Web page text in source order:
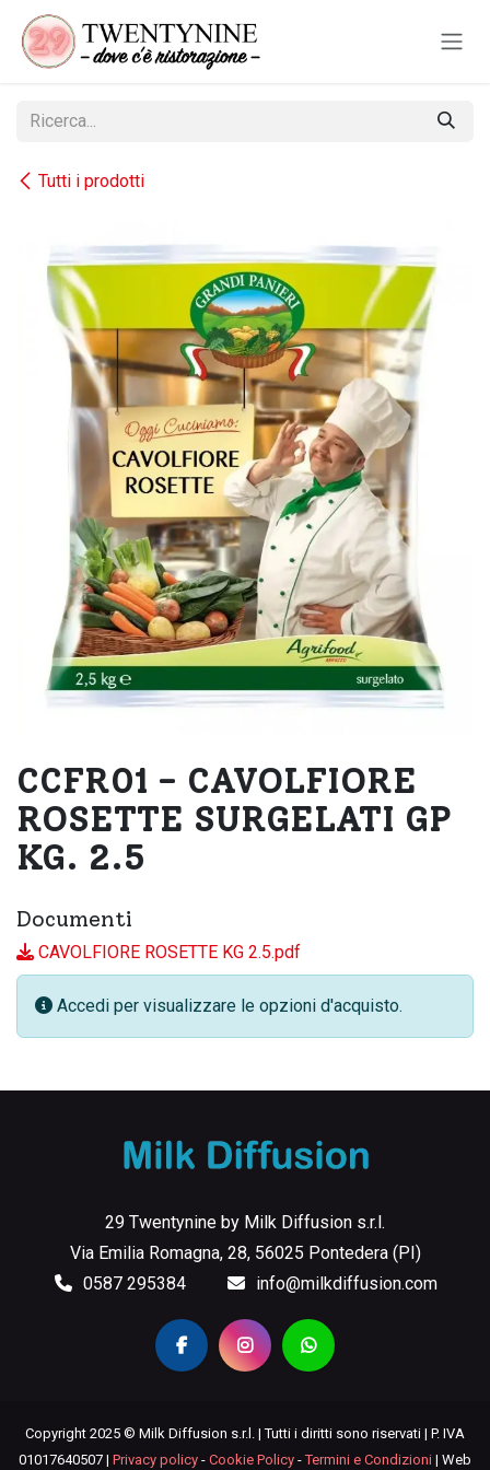
Passa al contenuto
Tutti i prodotti
CCFR01 - CAVOLFIORE
ROSETTE SURGELATI GP
KG. 2.5
Documenti
CAVOLFIORE ROSETTE KG 2.5.pdf
Accedi per visualizzare le opzioni d'acquisto.
29 Twentynine by Milk Diffusion s.r.l.
Via Emilia Romagna, 28, 56025 Pontedera (PI)
0587 295384
info@milkdiffusion.com
Copyright 2025 © Milk Diffusion s.r.l. | Tutti i diritti sono riservati | P. IVA
01017640507 | Privacy policy - Cookie Policy -Termini e Condizioni | Web